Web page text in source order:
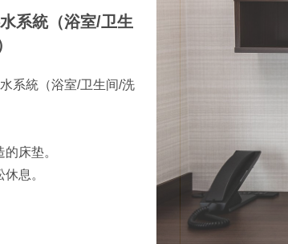
系統（浴室/卫生
系統（浴室/卫生间/洗
床垫。
息。